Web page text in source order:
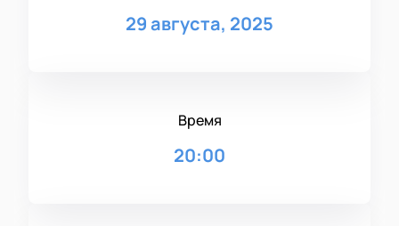
29 августа, 2025
Время
20:00